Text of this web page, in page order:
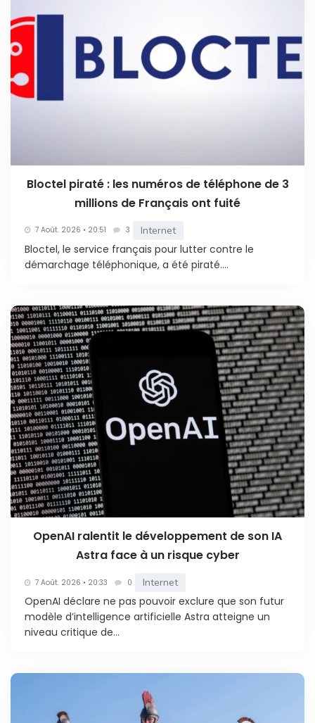
Bloctel piraté : les numéros de téléphone de 3
millions de Français ont fuité
7 Août. 2026 • 20:51 3 Internet
Bloctel, le service français pour lutter contre le
démarchage téléphonique, a été piraté....
OpenAI ralentit le développement de son IA
Astra face à un risque cyber
7 Août. 2026 • 20:33 0 Internet
OpenAI déclare ne pas pouvoir exclure que son futur
modèle d’intelligence artificielle Astra atteigne un
niveau critique de...